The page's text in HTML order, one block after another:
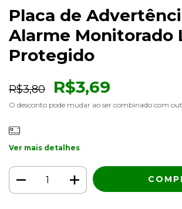
Placa de
Alarme Monitorado
Protegido
R$3,80 R$3,69
O desconto pode mudar ao ser combinado com
Ver mais detalhes